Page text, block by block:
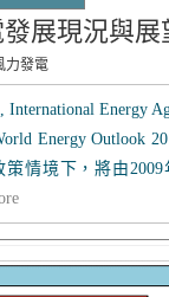
展現況與展
力發電
Energy
Energy Outlook
情境下，將由2009